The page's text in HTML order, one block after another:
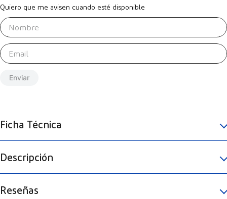
Quiero que me avisen cuando esté disponible
Enviar
Ficha Técnica
Descripción
Reseñas